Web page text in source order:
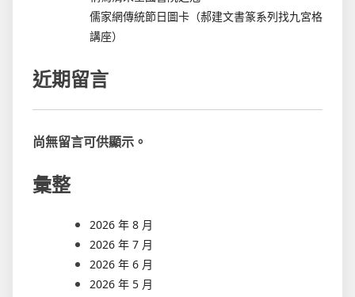
儒家網傳統節日圖卡（郝建文書篆系列找九宮格
講座）
近期留言
尚無留言可供顯示。
彙整
2026 年 8 月
2026 年 7 月
2026 年 6 月
2026 年 5 月